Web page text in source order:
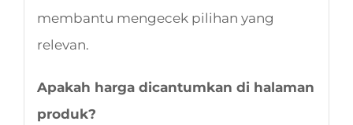
membantu mengecek pilihan yang
relevan.
Apakah harga dicantumkan di halaman
produk?